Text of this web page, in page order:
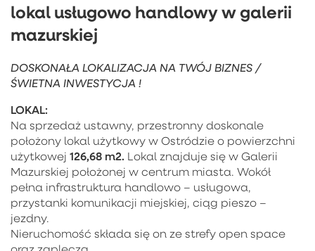
lokal usługowo handlowy w galerii
mazurskiej
DOSKONAŁA LOKALIZACJA NA TWÓJ BIZNES /
ŚWIETNA INWESTYCJA !
LOKAL:
Na sprzedaż ustawny, przestronny doskonale
położony lokal użytkowy w Ostródzie o powierzchni
użytkowej 126,68 m2. Lokal znajduje się w Galerii
Mazurskiej położonej w centrum miasta. Wokół
pełna infrastruktura handlowo – usługowa,
przystanki komunikacji miejskiej, ciąg pieszo –
jezdny.
Nieruchomość składa się on ze strefy open space